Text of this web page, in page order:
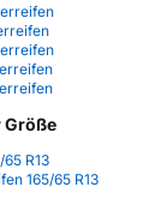
Größe
R13
165/65 R13